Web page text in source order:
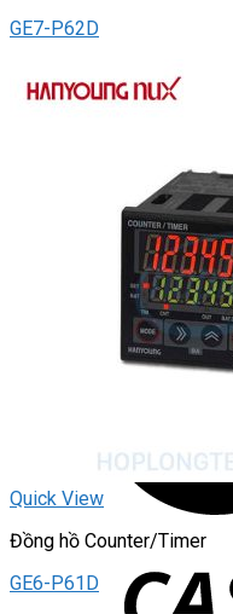
GE7-P62D
Quick View
Đồng hồ Counter/Timer
GE6-P61D